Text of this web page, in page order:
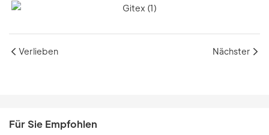
Verlieben Nächster
Für Sie Empfohlen